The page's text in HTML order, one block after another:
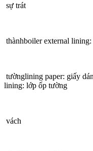
sự trát
thànhboiler external
tườnglining paper: giấy
lining: lớp ốp tường
vách